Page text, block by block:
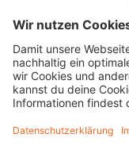
PARTNER
FILM